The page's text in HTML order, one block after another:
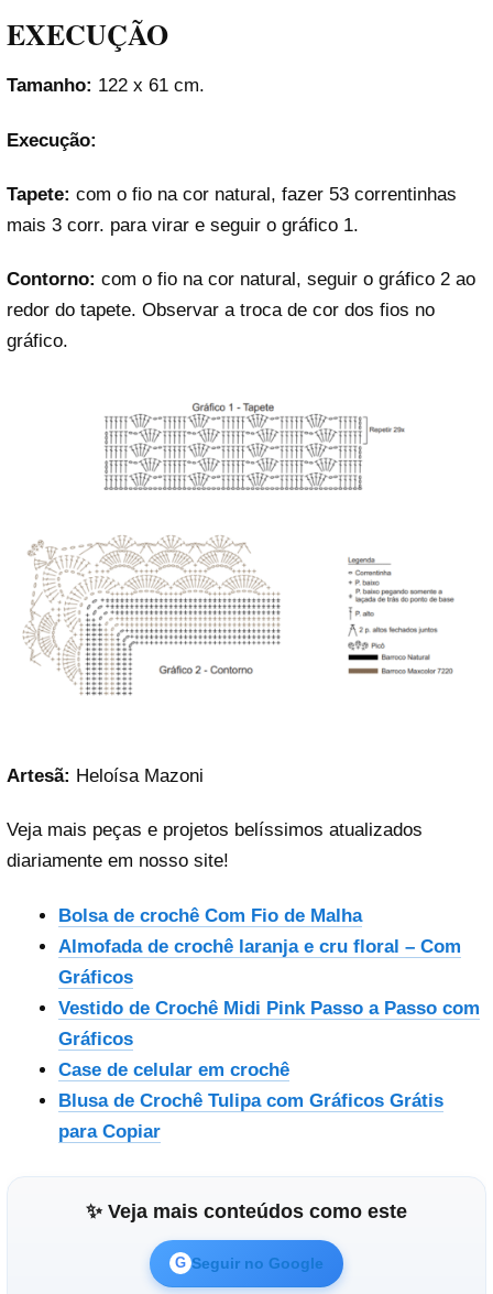
EXECUÇÃO
Tamanho: 122 x 61 cm.
Execução:
Tapete: com o fio na cor natural, fazer 53 correntinhas
mais 3 corr. para virar e seguir o gráfico 1.
Contorno: com o fio na cor natural, seguir o gráfico 2 ao
redor do tapete. Observar a troca de cor dos fios no
gráfico.
Artesã: Heloísa Mazoni
Veja mais peças e projetos belíssimos atualizados
diariamente em nosso site!
Bolsa de crochê Com Fio de Malha
Almofada de crochê laranja e cru floral – Com
Gráficos
Vestido de Crochê Midi Pink Passo a Passo com
Gráficos
Case de celular em crochê
Blusa de Crochê Tulipa com Gráficos Grátis
para Copiar
✨ Veja mais conteúdos como este
G Seguir no Google